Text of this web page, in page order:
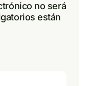
no será
están